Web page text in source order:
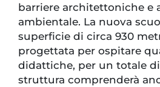
barriere architettoniche e
ambientale. La nuova
superficie di circa 930
progettata per ospitare
didattiche, per un totale di
struttura comprenderà